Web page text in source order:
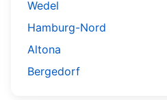
Wedel
Hamburg-Nord
Altona
Bergedorf